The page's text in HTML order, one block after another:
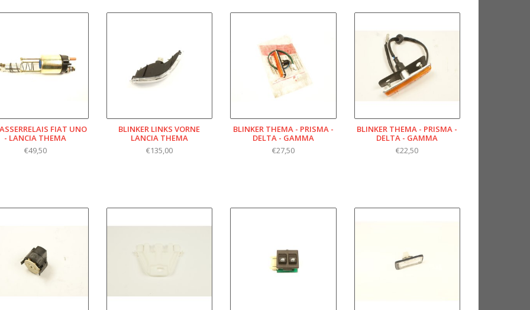
FIAT UNO
- LANCIA THEMA
€49,50
BLINKER LINKS VORNE
LANCIA THEMA
€135,00
BLINKER THEMA - PRISMA -
DELTA - GAMMA
€27,50
BLINKER THEMA - PRISMA -
DELTA - GAMMA
€22,50